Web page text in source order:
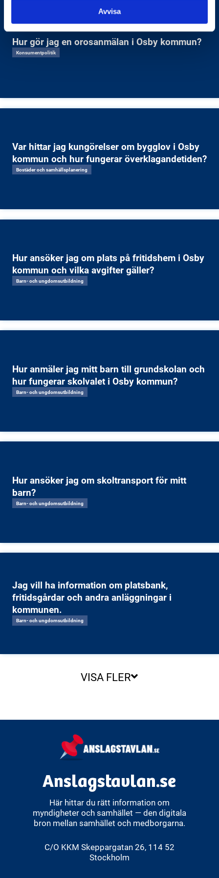
Avvisa
Hur gör jag en orosanmälan i Osby kommun?
Konsumentpolitik
Var hittar jag kungörelser om bygglov i Osby
kommun och hur fungerar överklagandetiden?
Bostäder och samhällsplanering
Hur ansöker jag om plats på fritidshem i Osby
kommun och vilka avgifter gäller?
Barn- och ungdomsutbildning
Hur anmäler jag mitt barn till grundskolan och
hur fungerar skolvalet i Osby kommun?
Barn- och ungdomsutbildning
Hur ansöker jag om skoltransport för mitt
barn?
Barn- och ungdomsutbildning
Jag vill ha information om platsbank,
fritidsgårdar och andra anläggningar i
kommunen.
Barn- och ungdomsutbildning
VISA FLER
Anslagstavlan.se
Här hittar du rätt information om
myndigheter och samhället — den digitala
bron mellan samhället och medborgarna.
C/O KKM Skeppargatan 26, 114 52
Stockholm